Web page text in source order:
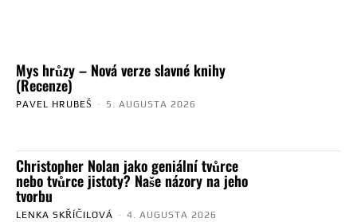
Mys hrůzy – Nová verze slavné knihy
(Recenze)
PAVEL HRUBEŠ - 5. AUGUSTA 2026
Christopher Nolan jako geniální tvůrce
nebo tvůrce jistoty? Naše názory na jeho
tvorbu
LENKA SKŘÍČILOVÁ - 4. AUGUSTA 2026